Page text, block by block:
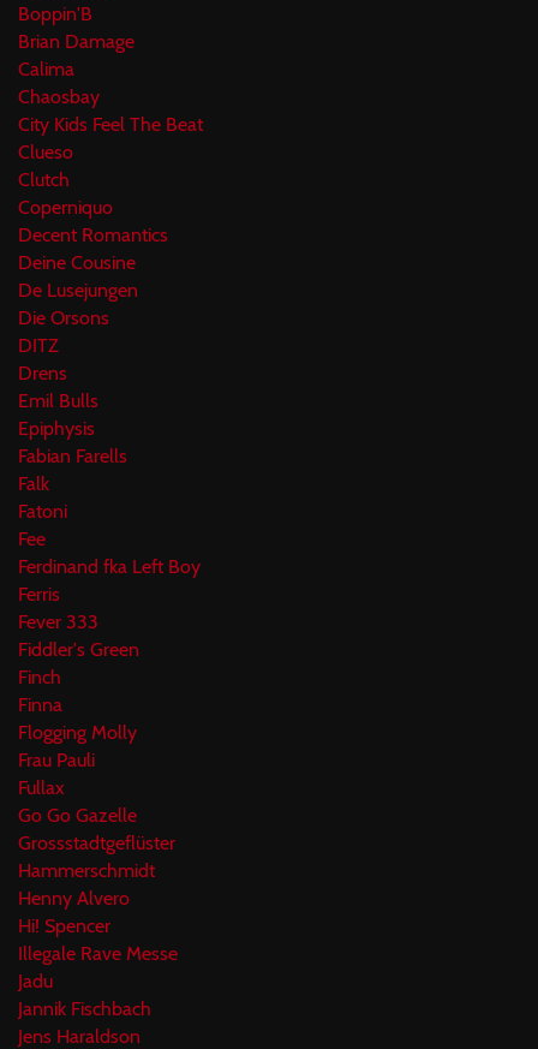
Boppin'B
Brian Damage
Calima
Chaosbay
City Kids Feel The Beat
Clueso
Clutch
Coperniquo
Decent Romantics
Deine Cousine
De Lusejungen
Die Orsons
DITZ
Drens
Emil Bulls
Epiphysis
Fabian Farells
Falk
Fatoni
Fee
Ferdinand fka Left Boy
Ferris
Fever 333
Fiddler's Green
Finch
Finna
Flogging Molly
Frau Pauli
Fullax
Go Go Gazelle
Grossstadtgeflüster
Hammerschmidt
Henny Alvero
Hi! Spencer
Illegale Rave Messe
Jadu
Jannik Fischbach
Jens Haraldson